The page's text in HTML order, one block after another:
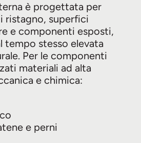
è progettata per
ristagno, superfici
e componenti esposti,
tempo stesso elevata
Per le componenti
materiali ad alta
e chimica:
e perni